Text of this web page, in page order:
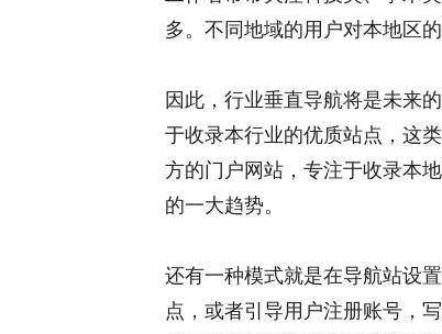
多。不同地域的用户对本地区
因此，行业垂直导航将是未来
于收录本行业的优质站点，这
方的门户网站，专注于收录本
的一大趋势。
还有一种模式就是在导航站设
点，或者引导用户注册账号，